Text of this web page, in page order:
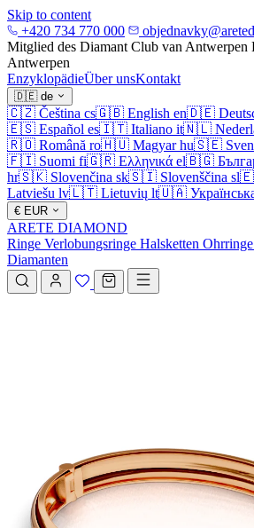
Skip to content
+420 734 770 000
Mitglied des Diamant Club van Antwerpen
Antwerpen
EnzyklopädieÜber unsKontakt
🇩🇪 de
🇨🇿 Čeština cs🇬🇧 English en🇩🇪
🇪🇸 Español es🇮🇹 Italiano it🇳🇱
🇷🇴 Română ro🇭🇺 Magyar hu🇸🇪
🇫🇮 Suomi fi🇬🇷 Ελληνικά el🇧🇬
hr🇸🇰 Slovenčina sk🇸🇮 Slovenščina sl
Latviešu lv🇱🇹 Lietuvių lt🇺🇦
€ EUR
ARETE DIAMOND
Ringe Verlobungsringe Halsketten Ohrringe
Diamanten